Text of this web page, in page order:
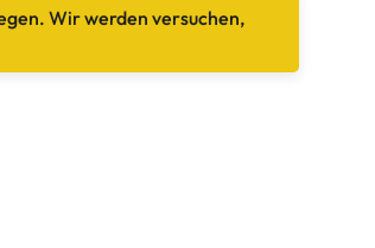
Wir werden versuchen,